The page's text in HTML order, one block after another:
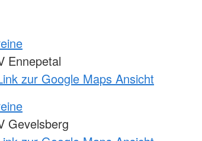
Ennepetal
zur Google Maps Ansicht
Gevelsberg